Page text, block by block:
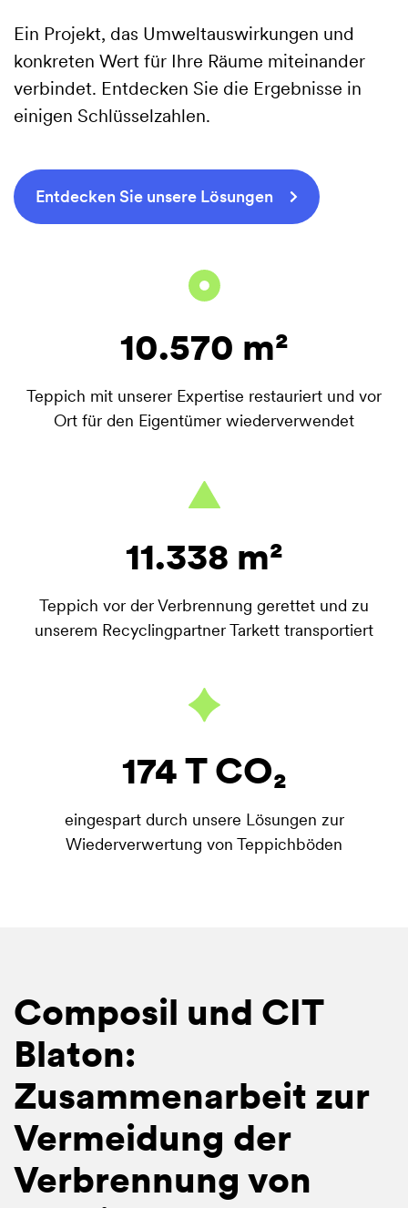
Ein Projekt, das Umweltauswirkungen und
konkreten Wert für Ihre Räume miteinander
verbindet. Entdecken Sie die Ergebnisse in
einigen Schlüsselzahlen.
Entdecken Sie unsere Lösungen
10.570 m²
Teppich mit unserer Expertise restauriert und vor
Ort für den Eigentümer wiederverwendet
11.338 m²
Teppich vor der Verbrennung gerettet und zu
unserem Recyclingpartner Tarkett transportiert
174 T CO₂
eingespart durch unsere Lösungen zur
Wiederverwertung von Teppichböden
Composil und CIT
Blaton:
Zusammenarbeit zur
Vermeidung der
Verbrennung von